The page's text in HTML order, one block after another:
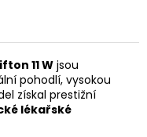
11 Wjsou
pohodlí, vysokou
získal prestižní
lékařské